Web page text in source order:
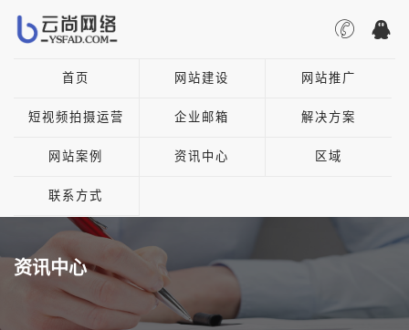
首页 网站建设 网站推广
短视频拍摄运营 企业邮箱 解决方案
网站案例 资讯中心 区域
联系方式
资讯中心